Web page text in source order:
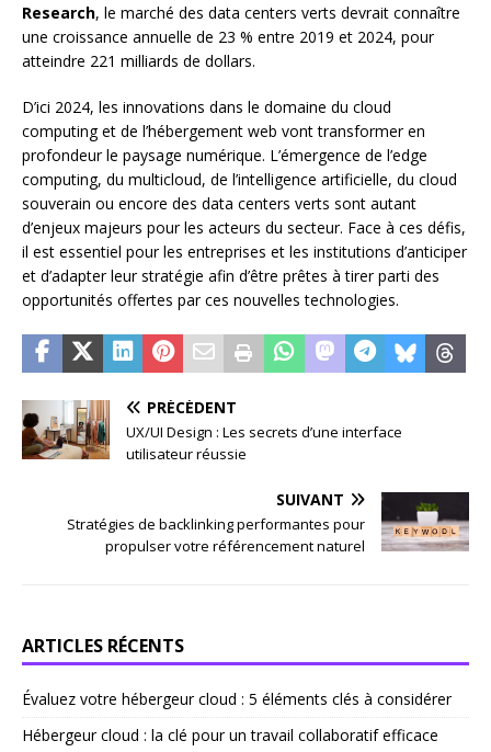
Research, le marché des data centers verts devrait connaître
une croissance annuelle de 23 % entre 2019 et 2024, pour
atteindre 221 milliards de dollars.
D’ici 2024, les innovations dans le domaine du cloud
computing et de l’hébergement web vont transformer en
profondeur le paysage numérique. L’émergence de l’edge
computing, du multicloud, de l’intelligence artificielle, du cloud
souverain ou encore des data centers verts sont autant
d’enjeux majeurs pour les acteurs du secteur. Face à ces défis,
il est essentiel pour les entreprises et les institutions d’anticiper
et d’adapter leur stratégie afin d’être prêtes à tirer parti des
opportunités offertes par ces nouvelles technologies.
PRÉCÉDENT
UX/UI Design : Les secrets d’une interface
utilisateur réussie
SUIVANT
Stratégies de backlinking performantes pour
propulser votre référencement naturel
ARTICLES RÉCENTS
Évaluez votre hébergeur cloud : 5 éléments clés à considérer
Hébergeur cloud : la clé pour un travail collaboratif efficace